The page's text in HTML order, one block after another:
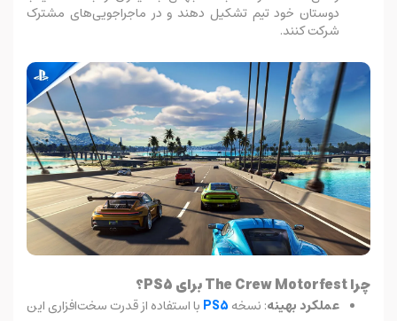
دوستان خود تیم تشکیل دهند و در ماجراجویی‌های مشترک
شرکت کنند.
چرا The Crew Motorfest برای PS5؟
عملکرد بهینه: نسخه
با استفاده از قدرت سخت‌افزاری این